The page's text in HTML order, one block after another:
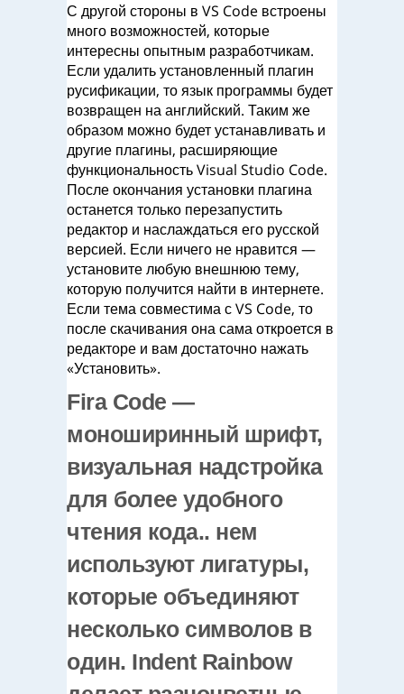
С другой стороны в VS Code встроены
много возможностей, которые
интересны опытным разработчикам.
Если удалить установленный плагин
русификации, то язык программы будет
возвращен на английский. Таким же
образом можно будет устанавливать и
другие плагины, расширяющие
функциональность Visual Studio Code.
После окончания установки плагина
останется только перезапустить
редактор и наслаждаться его русской
версией. Если ничего не нравится —
установите любую внешнюю тему,
которую получится найти в интернете.
Если тема совместима с VS Code, то
после скачивания она сама откроется в
редакторе и вам достаточно нажать
«Установить».
Fira Code —
моноширинный шрифт,
визуальная надстройка
для более удобного
чтения кода.. нем
используют лигатуры,
которые объединяют
несколько символов в
один. Indent Rainbow